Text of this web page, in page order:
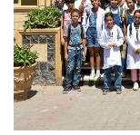
الطلاب
هيئة التدريس
الدراسات العليا